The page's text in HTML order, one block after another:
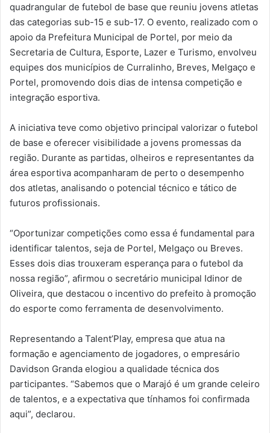
quadrangular de futebol de base que reuniu jovens atletas
das categorias sub-15 e sub-17. O evento, realizado com o
apoio da Prefeitura Municipal de Portel, por meio da
Secretaria de Cultura, Esporte, Lazer e Turismo, envolveu
equipes dos municípios de Curralinho, Breves, Melgaço e
Portel, promovendo dois dias de intensa competição e
integração esportiva.
A iniciativa teve como objetivo principal valorizar o futebol
de base e oferecer visibilidade a jovens promessas da
região. Durante as partidas, olheiros e representantes da
área esportiva acompanharam de perto o desempenho
dos atletas, analisando o potencial técnico e tático de
futuros profissionais.
“Oportunizar competições como essa é fundamental para
identificar talentos, seja de Portel, Melgaço ou Breves.
Esses dois dias trouxeram esperança para o futebol da
nossa região”, afirmou o secretário municipal Idinor de
Oliveira, que destacou o incentivo do prefeito à promoção
do esporte como ferramenta de desenvolvimento.
Representando a Talent’Play, empresa que atua na
formação e agenciamento de jogadores, o empresário
Davidson Granda elogiou a qualidade técnica dos
participantes. “Sabemos que o Marajó é um grande celeiro
de talentos, e a expectativa que tínhamos foi confirmada
aqui”, declarou.